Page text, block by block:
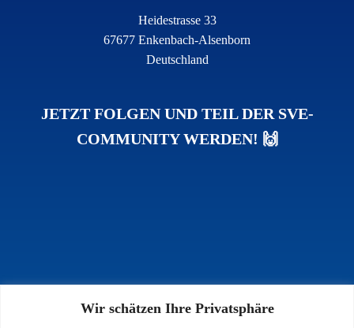
Wir schätzen Ihre Privatsphäre
Heidestrasse 33
67677 Enkenbach-Alsenborn
Deutschland
JETZT FOLGEN UND TEIL DER SVE-
COMMUNITY WERDEN! 🙌
INFOS